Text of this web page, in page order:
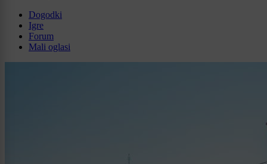
Dogodki
Igre
Forum
Mali oglasi